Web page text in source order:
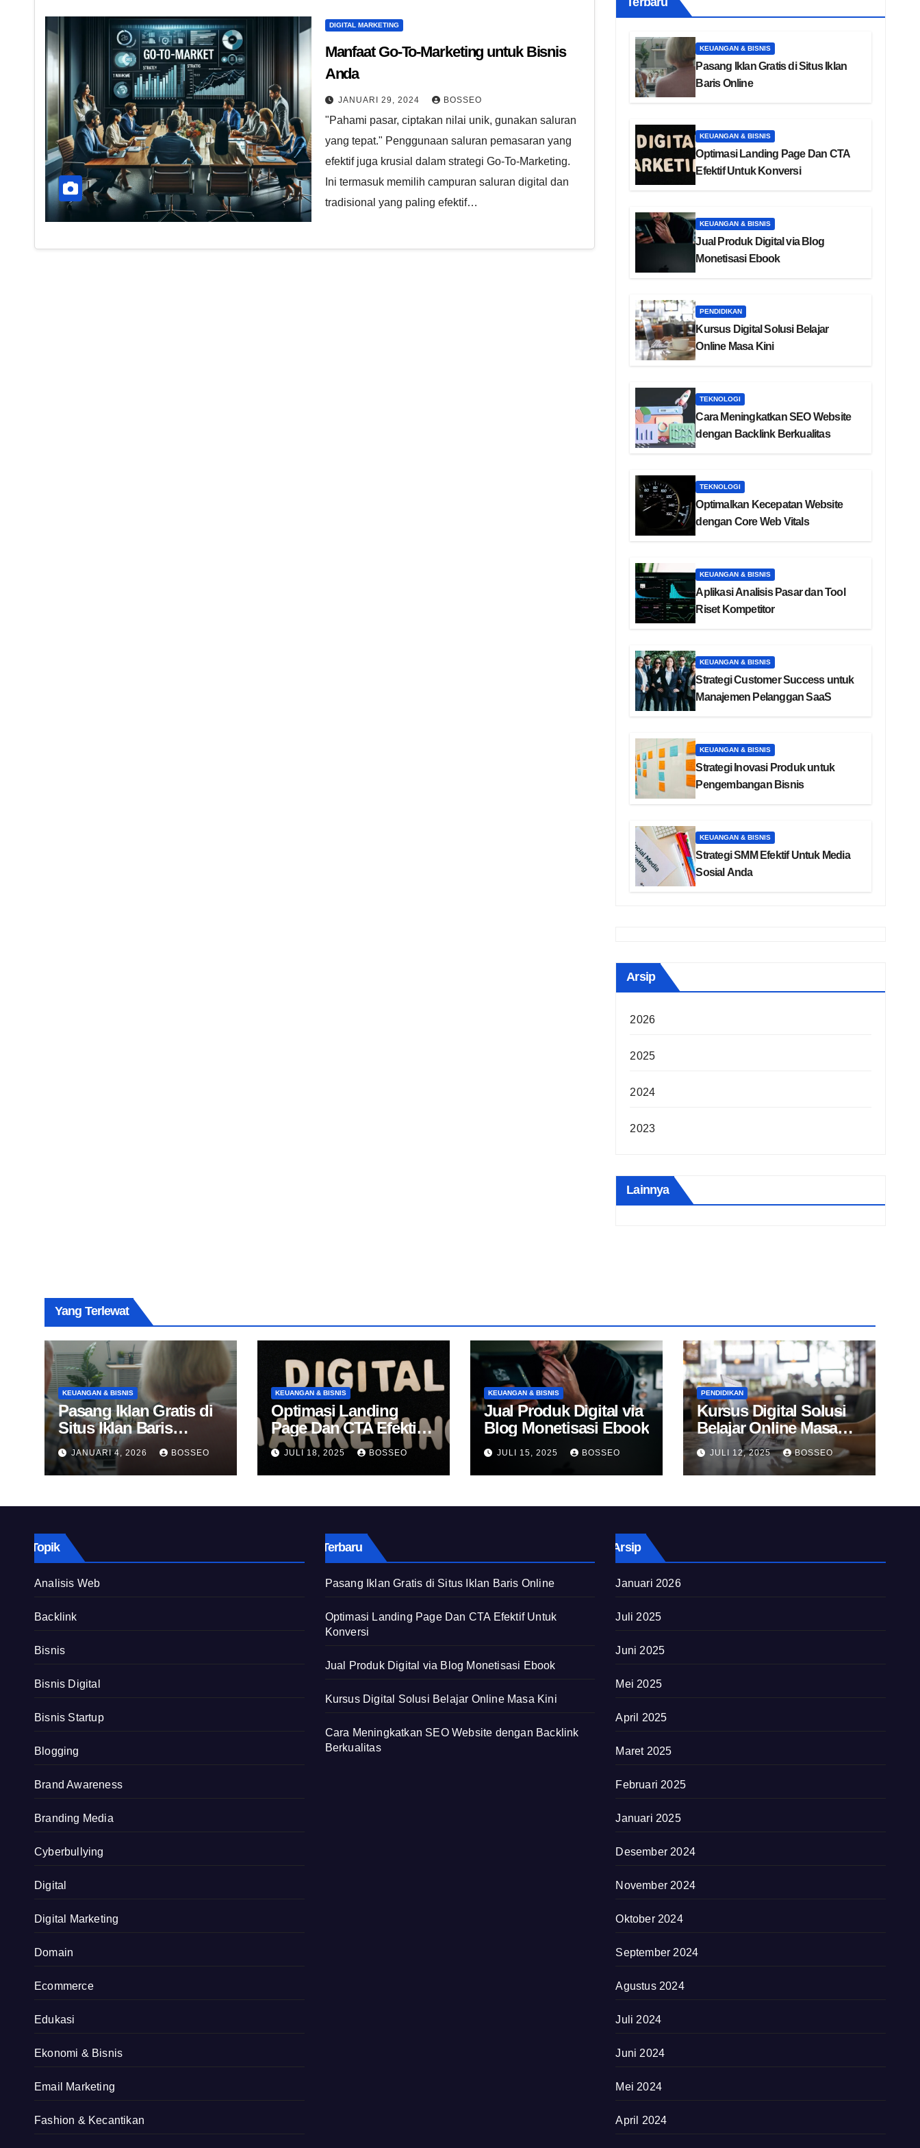
DIGITAL MARKETING
Manfaat Go-To-Marketing untuk Bisnis
Anda
JANUARI 29, 2024 BOSSEO
"Pahami pasar, ciptakan nilai unik, gunakan saluran
yang tepat." Penggunaan saluran pemasaran yang
efektif juga krusial dalam strategi Go-To-Marketing.
Ini termasuk memilih campuran saluran digital dan
tradisional yang paling efektif…
KEUANGAN & BISNIS
Pasang Iklan Gratis di Situs Iklan
Baris Online
KEUANGAN & BISNIS
Optimasi Landing Page Dan CTA
Efektif Untuk Konversi
KEUANGAN & BISNIS
Jual Produk Digital via Blog
Monetisasi Ebook
PENDIDIKAN
Kursus Digital Solusi Belajar
Online Masa Kini
TEKNOLOGI
Cara Meningkatkan SEO Website
dengan Backlink Berkualitas
TEKNOLOGI
Optimalkan Kecepatan Website
dengan Core Web Vitals
KEUANGAN & BISNIS
Aplikasi Analisis Pasar dan Tool
Riset Kompetitor
KEUANGAN & BISNIS
Strategi Customer Success untuk
Manajemen Pelanggan SaaS
KEUANGAN & BISNIS
Strategi Inovasi Produk untuk
Pengembangan Bisnis
KEUANGAN & BISNIS
Strategi SMM Efektif Untuk Media
Sosial Anda
Arsip
2026
2025
2024
2023
Lainnya
Yang Terlewat
KEUANGAN & BISNIS
Pasang Iklan Gratis di
Situs Iklan Baris
Online
JANUARI 4, 2026 BOSSEO
KEUANGAN & BISNIS
Optimasi Landing
Page Dan CTA Efektif
Untuk Konversi
JULI 18, 2025 BOSSEO
KEUANGAN & BISNIS
Jual Produk Digital via
Blog Monetisasi Ebook
JULI 15, 2025 BOSSEO
PENDIDIKAN
Kursus Digital Solusi
Belajar Online Masa
KiniJULI 12, 2025 BOSSEO
Topik
Analisis Web
Backlink
Bisnis
Bisnis Digital
Bisnis Startup
Blogging
Brand Awareness
Branding Media
Cyberbullying
Digital
Digital Marketing
Domain
Ecommerce
Edukasi
Ekonomi & Bisnis
Email Marketing
Fashion & Kecantikan
Terbaru
Pasang Iklan Gratis di Situs Iklan Baris Online
Optimasi Landing Page Dan CTA Efektif Untuk
Konversi
Jual Produk Digital via Blog Monetisasi Ebook
Kursus Digital Solusi Belajar Online Masa Kini
Cara Meningkatkan SEO Website dengan Backlink
Berkualitas
Arsip
Januari 2026
Juli 2025
Juni 2025
Mei 2025
April 2025
Maret 2025
Februari 2025
Januari 2025
Desember 2024
November 2024
Oktober 2024
September 2024
Agustus 2024
Juli 2024
Juni 2024
Mei 2024
April 2024